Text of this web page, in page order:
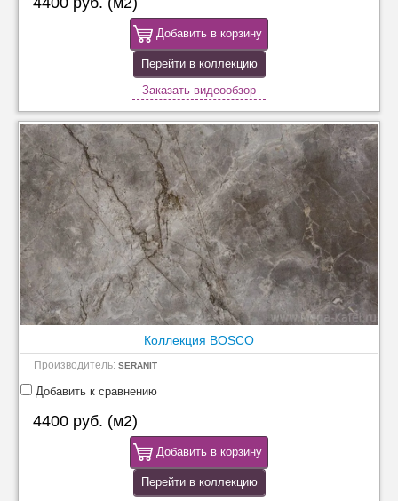
Добавить в корзину
Перейти в коллекцию
Заказать видеообзор
Коллекция BOSCO
Производитель: SERANIT
Добавить к сравнению
4400 руб. (м2)
Добавить в корзину
Перейти в коллекцию